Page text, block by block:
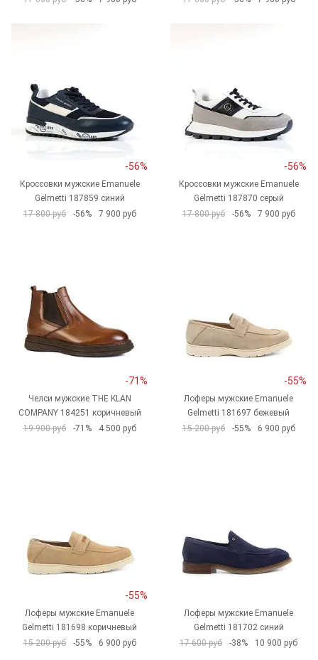
-56%
Кроссовки мужские Emanuele
Gelmetti 187859 синий
17 800 руб
-56% 7 900 руб
-56%
Кроссовки мужские Emanuele
Gelmetti 187870 серый
17 800 руб
-56% 7 900 руб
-71%
Челси мужские THE KLAN
COMPANY 184251 коричневый
19 900 руб
-71% 4 500 руб
-55%
Лоферы мужские Emanuele
Gelmetti 181697 бежевый
15 200 руб
-55% 6 900 руб
-55%
Лоферы мужские Emanuele
Gelmetti 181698 коричневый
15 200 руб
-55% 6 900 руб
Лоферы мужские Emanuele
Gelmetti 181702 синий
17 600 руб
-38% 10 900 руб